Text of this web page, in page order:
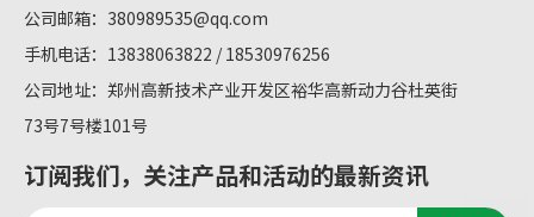
公司邮箱： 380989535@qq.com
手机电话：13838063822 / 18530976256
公司地址：郑州高新技术产业开发区裕华高新动力谷杜英街
73号7号楼101号
订阅我们，关注产品和活动的最新资讯